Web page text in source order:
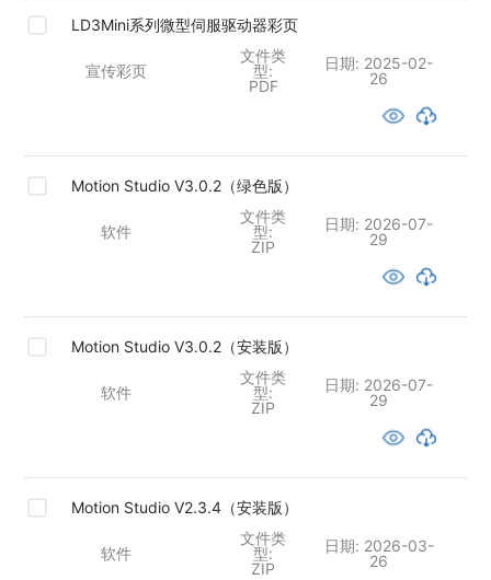
LD3Mini系列微型伺服驱动器彩页
宣传彩页
文件类
型:
PDF
日期: 2025-02-
26
Motion Studio V3.0.2（绿色版）
软件
文件类
型:
ZIP
日期: 2026-07-
29
Motion Studio V3.0.2（安装版）
软件
文件类
型:
ZIP
日期: 2026-07-
29
Motion Studio V2.3.4（安装版）
软件
文件类
型:
ZIP
日期: 2026-03-
26